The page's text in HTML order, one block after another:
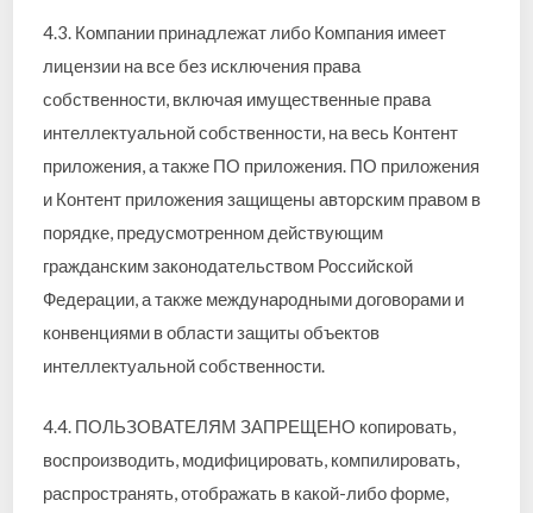
4.3. Компании принадлежат либо Компания имеет
лицензии на все без исключения права
собственности, включая имущественные права
интеллектуальной собственности, на весь Контент
приложения, а также ПО приложения. ПО приложения
и Контент приложения защищены авторским правом в
порядке, предусмотренном действующим
гражданским законодательством Российской
Федерации, а также международными договорами и
конвенциями в области защиты объектов
интеллектуальной собственности.
4.4. ПОЛЬЗОВАТЕЛЯМ ЗАПРЕЩЕНО копировать,
воспроизводить, модифицировать, компилировать,
распространять, отображать в какой-либо форме,